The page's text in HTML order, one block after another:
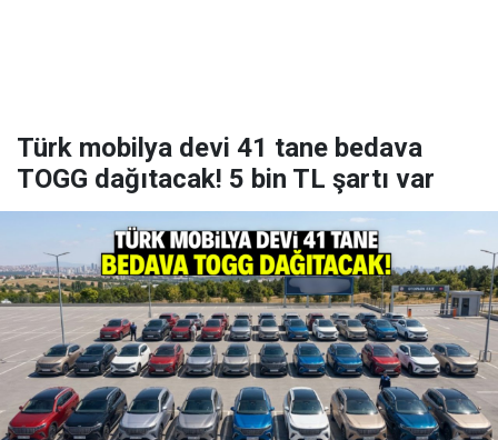
Türk mobilya devi 41 tane bedava
TOGG dağıtacak! 5 bin TL şartı var